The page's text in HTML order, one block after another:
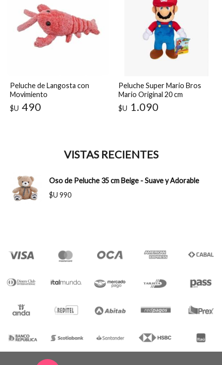
Peluche de Langosta con
Movimiento
$U 490
Peluche Super Mario Bros
Mario Original 20 cm
Coleccionable
$U 1.090
VISTAS RECIENTES
Oso de Peluche 35 cm Beige - Suave y Adorable
$U 990